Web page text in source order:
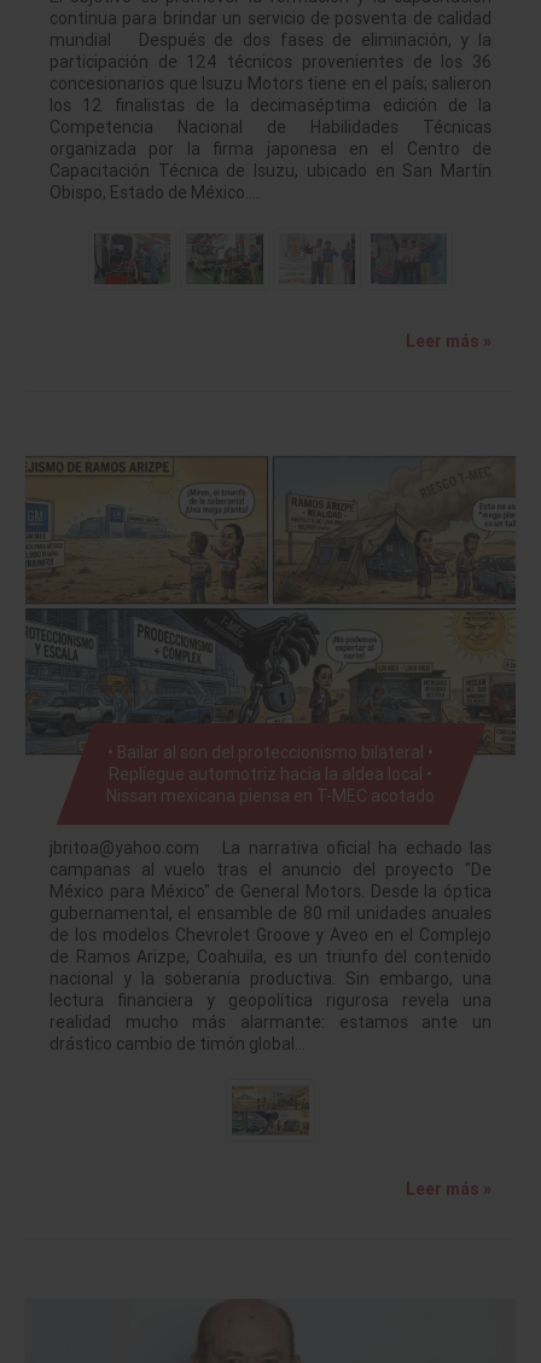
continua para brindar un servicio de posventa de calidad
mundial Después de dos fases de eliminación, y la
participación de 124 técnicos provenientes de los 36
concesionarios que Isuzu Motors tiene en el país; salieron
los 12 finalistas de la decimaséptima edición de la
Competencia Nacional de Habilidades Técnicas
organizada por la firma japonesa en el Centro de
Capacitación Técnica de Isuzu, ubicado en San Martín
Obispo, Estado de México.…
Leer más »
• Bailar al son del proteccionismo bilateral •
Repliegue automotriz hacia la aldea local •
Nissan mexicana piensa en T-MEC acotado
jbritoa@yahoo.com La narrativa oficial ha echado las
campanas al vuelo tras el anuncio del proyecto "De
México para México" de General Motors. Desde la óptica
gubernamental, el ensamble de 80 mil unidades anuales
de los modelos Chevrolet Groove y Aveo en el Complejo
de Ramos Arizpe, Coahuila, es un triunfo del contenido
nacional y la soberanía productiva. Sin embargo, una
lectura financiera y geopolítica rigurosa revela una
realidad mucho más alarmante: estamos ante un
drástico cambio de timón global…
Leer más »